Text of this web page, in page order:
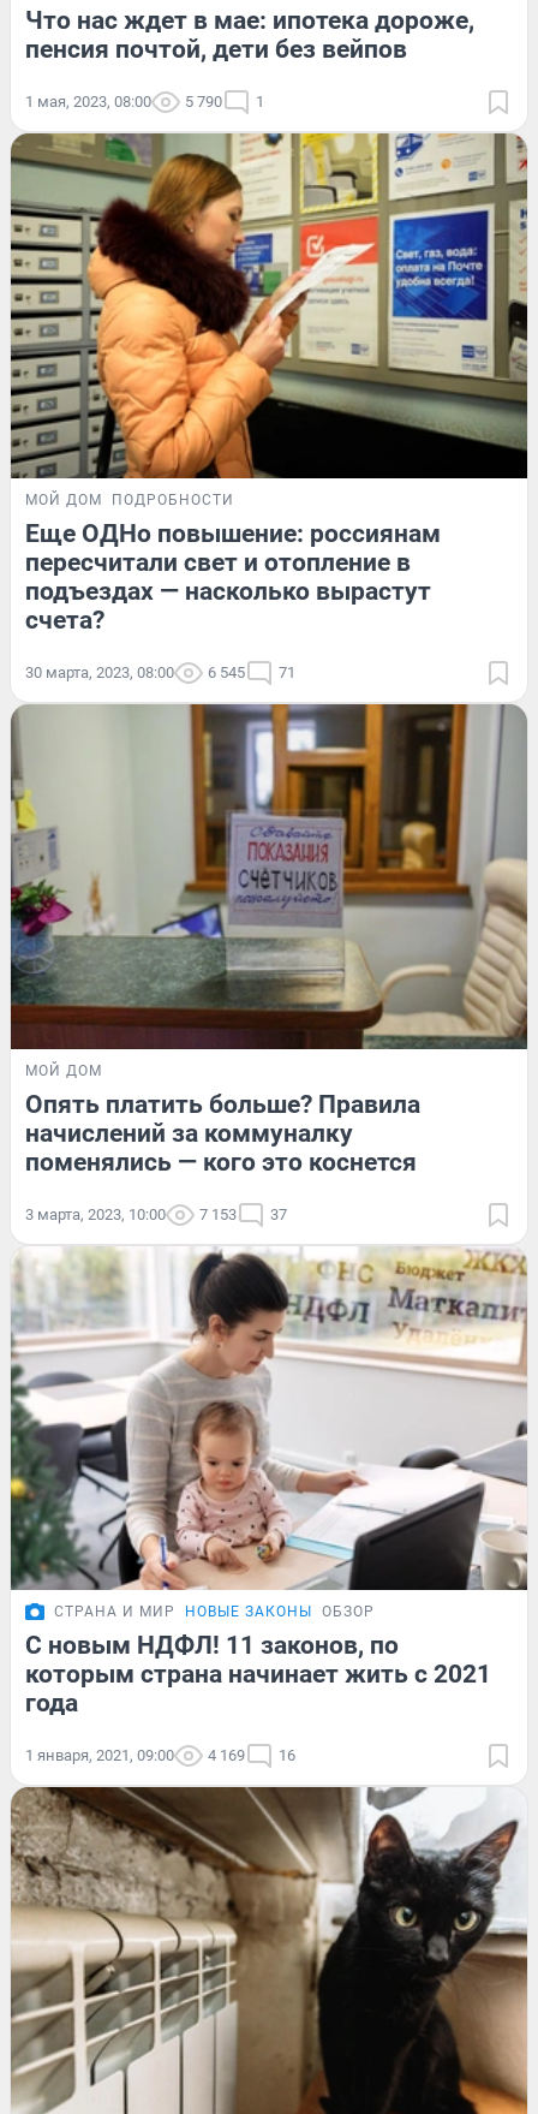
Что нас ждет в мае: ипотека дороже,
пенсия почтой, дети без вейпов
1 мая, 2023, 08:00 5 790 1
МОЙ ДОМ ПОДРОБНОСТИ
Еще ОДНо повышение: россиянам
пересчитали свет и отопление в
подъездах — насколько вырастут
счета?
30 марта, 2023, 08:00 6 545 71
МОЙ ДОМ
Опять платить больше? Правила
начислений за коммуналку
поменялись — кого это коснется
3 марта, 2023, 10:00 7 153 37
СТРАНА И МИР НОВЫЕ ЗАКОНЫ ОБЗОР
С новым НДФЛ! 11 законов, по
которым страна начинает жить с 2021
года
1 января, 2021, 09:00 4 169 16